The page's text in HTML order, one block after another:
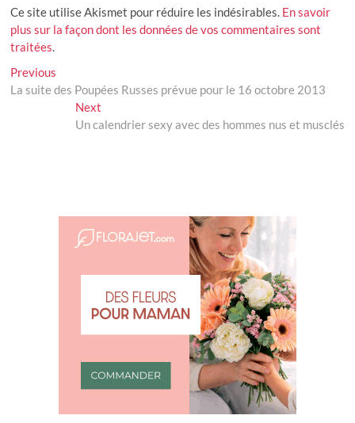
Ce site utilise Akismet pour réduire les indésirables. En savoir
plus sur la façon dont les données de vos commentaires sont
traitées.
Navigation
de
l’article
Previous
post:
La suite des Poupées Russes prévue pour le 16 octobre 2013
NextNext
post:
Un calendrier sexy avec des hommes nus et musclés